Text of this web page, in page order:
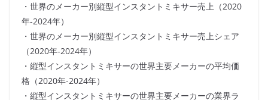
・世界のメーカー別縦型インスタントミキサー売上（2020
年-2024年）
・世界のメーカー別縦型インスタントミキサー売上シェア
（2020年-2024年）
・縦型インスタントミキサーの世界主要メーカーの平均価
格（2020年-2024年）
・縦型インスタントミキサーの世界主要メーカーの業界ラ